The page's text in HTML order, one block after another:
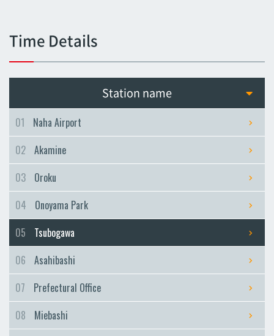
Asato
Naha City Hospital
Asahibashi
Prefectural Office
Miebashi
Omoromachi
Time Details
Station name
01
Naha Airport
02 Akamine
03
Oroku
04
Onoyama Park
05
Tsubogawa
06
Asahibashi
07
Prefectural Office
08
Miebashi